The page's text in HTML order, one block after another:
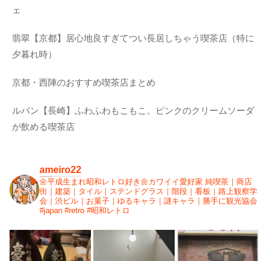
ェ
翡翠【京都】居心地良すぎてつい長居しちゃう喫茶店（特に
夕暮れ時）
京都・西陣のおすすめ喫茶店まとめ
ルパン【長崎】ふわふわもこもこ。ピンクのクリームソーダ
が飲める喫茶店
ameiro22
🌼平成生まれ昭和レトロ好き🌼カワイイ愛好家 純喫茶｜商店
街｜建築｜タイル｜ステンドグラス｜階段｜看板｜路上観察学
会｜渋ビル｜お菓子｜ゆるキャラ｜謎キャラ｜勝手に観光協会
#japan #retro #昭和レトロ